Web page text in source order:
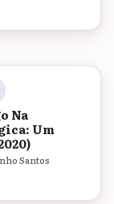
Na
Um
Santos